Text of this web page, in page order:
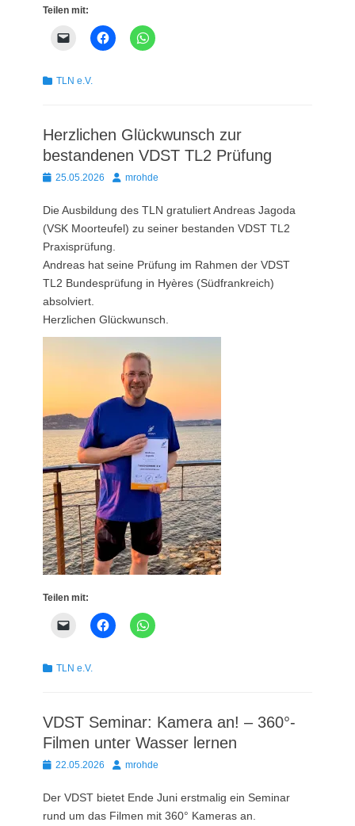
Teilen mit:
Kategorien
TLN e.V.
Herzlichen Glückwunsch zur
bestandenen VDST TL2 Prüfung
Posted
25.05.2026 Autormrohde
Die Ausbildung des TLN gratuliert Andreas Jagoda
(VSK Moorteufel) zu seiner bestanden VDST TL2
Praxisprüfung.
Andreas hat seine Prüfung im Rahmen der VDST
TL2 Bundesprüfung in Hyères (Südfrankreich)
absolviert.
Herzlichen Glückwunsch.
Teilen mit:
Kategorien
TLN e.V.
VDST Seminar: Kamera an! – 360°-
Filmen unter Wasser lernen
Posted
22.05.2026 Autormrohde
Der VDST bietet Ende Juni erstmalig ein Seminar
rund um das Filmen mit 360° Kameras an.